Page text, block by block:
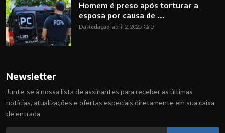
Homem é preso após torturar a
esposa por causa de ...
Da Redação abril 2, 2025 0
Newsletter
Junte-se à nossa lista de assinantes para receber as últimas
notícias, atualizações e ofertas especiais diretamente em sua caixa
de entrada